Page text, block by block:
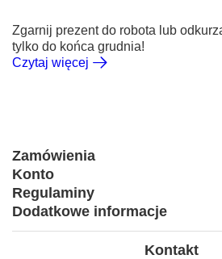
Zgarnij prezent do robota lub
tylko do końca grudnia!
Czytaj więcej
Zamówienia
Konto
Regulaminy
Dodatkowe informacje
Kontakt